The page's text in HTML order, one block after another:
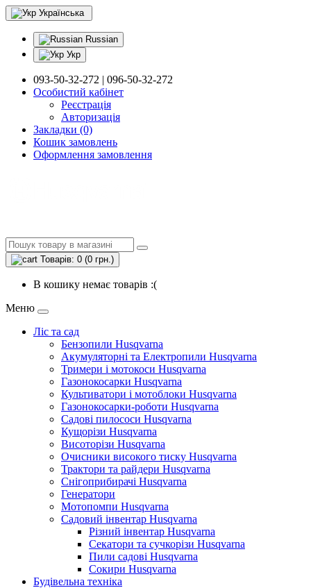
Українська
Russian
Укр
093-50-32-272 | 096-50-32-272
Особистий кабінет
Реєстрація
Авторизація
Закладки (0)
Кошик замовлень
Оформлення замовлення
Товарів: 0 (0 грн.)
В кошику немає товарів :(
Меню
Ліс та сад
Бензопили Husqvarna
Акумуляторні та Електропили Husqvarna
Тримери і мотокоси Husqvarna
Газонокосарки Husqvarna
Культиватори і мотоблоки Husqvarna
Газонокосарки-роботи Husqvarna
Садові пилососи Husqvarna
Кущорізи Husqvarna
Висоторізи Husqvarna
Очисники високого тиску Husqvarna
Трактори та райдери Husqvarna
Снігоприбирачі Husqvarna
Генератори
Мотопомпи Husqvarna
Садовий інвентар Husqvarna
Різний інвентар Husqvarna
Секатори та сучкорізи Husqvarna
Пили садові Husqvarna
Сокири Husqvarna
Будівельна техніка